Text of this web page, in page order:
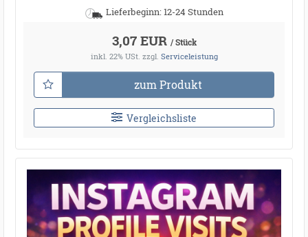
Lieferbeginn: 12-24 Stunden
3,07 EUR / Stück
inkl. 22% USt. zzgl. Serviceleistung
zum Produkt
Vergleichsliste